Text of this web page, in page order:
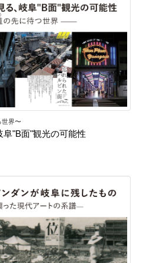
世界〜
阜"B面"観光の可能性